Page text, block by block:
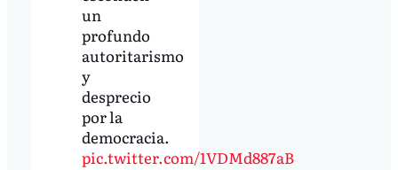
un
profundo
autoritarismo
y
desprecio
por la
democracia.
pic.twitter.com/1VDMd887aB